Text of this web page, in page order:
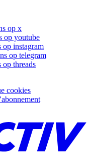
op x
op youtube
op instagram
op telegram
op threads
cookies